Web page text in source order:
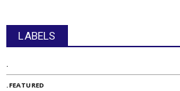
LABELS
.
.FEATURED